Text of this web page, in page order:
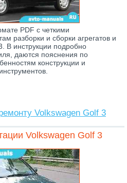
PDF с четкими
разборки и сборки агрегатов и
В инструкции подробно
даются пояснения по
конструкции и
Volkswagen Golf 3
Volkswagen Golf 3